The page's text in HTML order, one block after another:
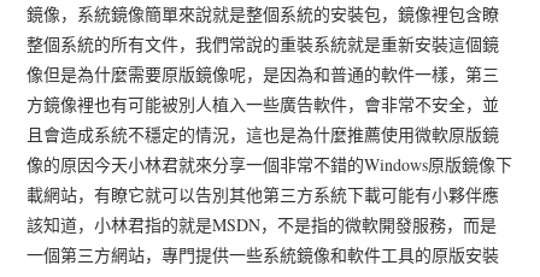
鏡像，系統鏡像簡單來說就是整個系統的安裝包，鏡像裡包含瞭
整個系統的所有文件，我們常說的重裝系統就是重新安裝這個鏡
像但是為什麼需要原版鏡像呢，是因為和普通的軟件一樣，第三
方鏡像裡也有可能被別人植入一些廣告軟件，會非常不安全，並
且會造成系統不穩定的情況，這也是為什麼推薦使用微軟原版鏡
像的原因今天小林君就來分享一個非常不錯的Windows原版鏡像下
載網站，有瞭它就可以告別其他第三方系統下載可能有小夥伴應
該知道，小林君指的就是MSDN，不是指的微軟開發服務，而是
一個第三方網站，專門提供一些系統鏡像和軟件工具的原版安裝